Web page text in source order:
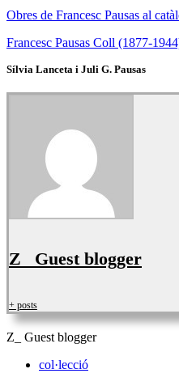
Obres de Francesc Pausas al
Francesc Pausas Coll (1877-
Sílvia Lanceta i Juli G. Pausas
Z_ Guest blogger
+ posts
Z_ Guest blogger
col·lecció